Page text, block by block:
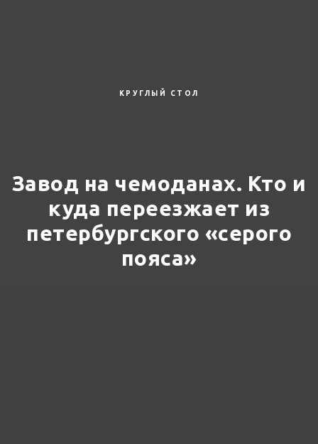
КРУГЛЫЙ СТОЛ
Завод на чемоданах. Кто и
куда переезжает из
петербургского «серого
пояса»